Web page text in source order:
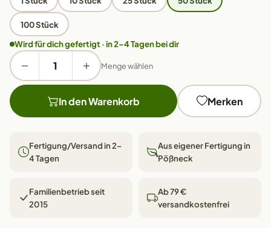
100 Stück
Wird für dich gefertigt · in 2–4 Tagen bei dir
Menge wählen
In den Warenkorb Merken
Fertigung/Versand in 2–
4 Tagen
Aus eigener Fertigung in
Pößneck
Familienbetrieb seit
2015
Ab 79 €
versandkostenfrei